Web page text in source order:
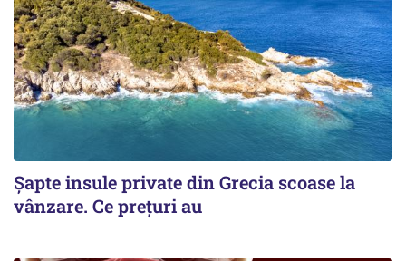
Șapte insule private din Grecia scoase la
vânzare. Ce prețuri au